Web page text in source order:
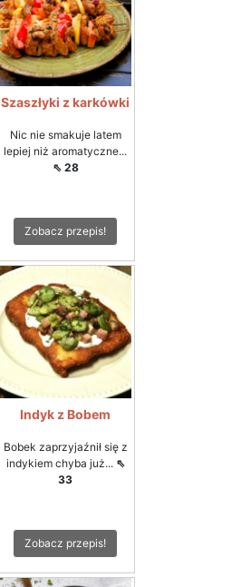
Szaszłyki z karkówki
Nic nie smakuje latem
lepiej niż aromatyczne...
⇖ 28
Zobacz przepis!
Indyk z Bobem
Bobek zaprzyjaźnił się z
indykiem chyba już... ⇖
33
Zobacz przepis!